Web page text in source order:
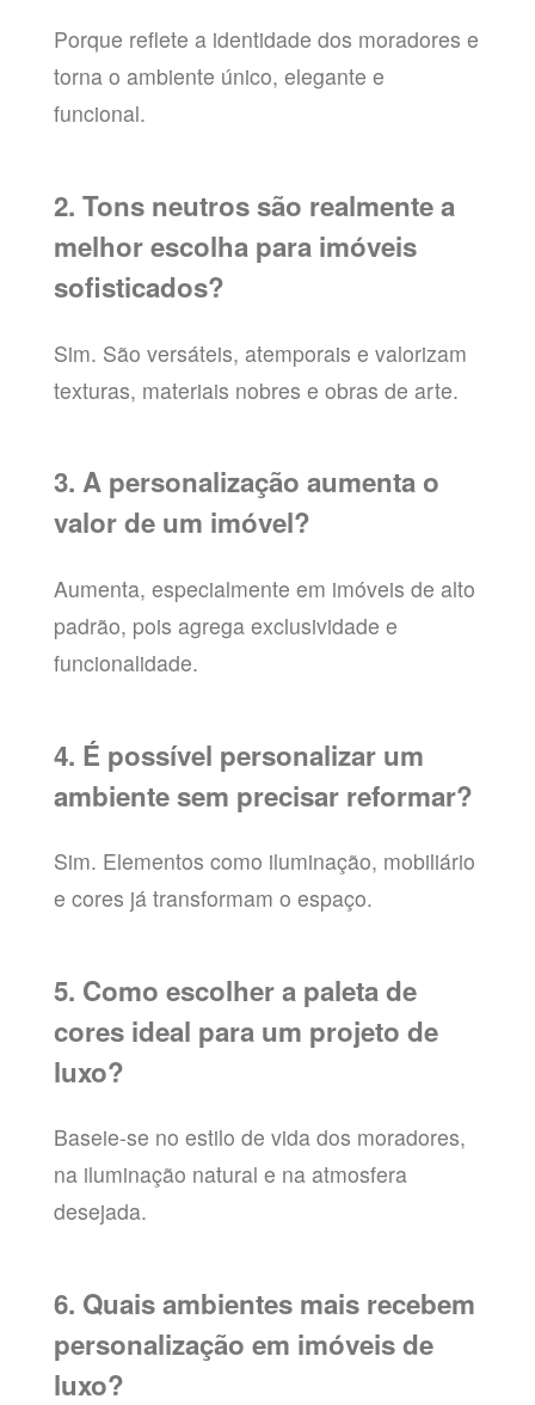
Porque reflete a identidade dos moradores e
torna o ambiente único, elegante e
funcional.
2. Tons neutros são realmente a
melhor escolha para imóveis
sofisticados?
Sim. São versáteis, atemporais e valorizam
texturas, materiais nobres e obras de arte.
3. A personalização aumenta o
valor de um imóvel?
Aumenta, especialmente em imóveis de alto
padrão, pois agrega exclusividade e
funcionalidade.
4. É possível personalizar um
ambiente sem precisar reformar?
Sim. Elementos como iluminação, mobiliário
e cores já transformam o espaço.
5. Como escolher a paleta de
cores ideal para um projeto de
luxo?
Baseie-se no estilo de vida dos moradores,
na iluminação natural e na atmosfera
desejada.
6. Quais ambientes mais recebem
personalização em imóveis de
luxo?